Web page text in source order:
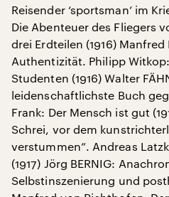
Reisender ‘sportsman’ im
Die Abenteuer des Fliegers
drei Erdteilen (1916)
Authentizität. Philipp
Studenten (1916) Walter
leidenschaftlichste Buch
Frank: Der Mensch ist gut
Schrei, vor dem
verstummen”. Andreas
(1917) Jörg BERNIG:
Selbstinszenierung und